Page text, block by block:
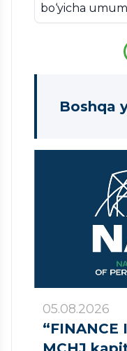
bo‘yicha
Boshqa
05.08.2026
“FINANCE